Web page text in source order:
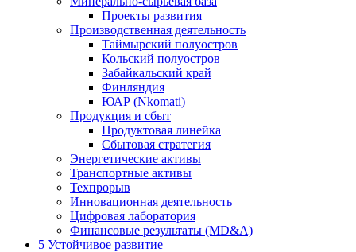
Проекты развития
Производственная деятельность
Таймырский полуостров
Кольский полуостров
Забайкальский край
Финляндия
ЮАР (Nkomati)
Продукция и сбыт
Продуктовая линейка
Сбытовая стратегия
Энергетические активы
Транспортные активы
Техпрорыв
Инновационная деятельность
Цифровая лаборатория
Финансовые результаты (MD&A)
5 Устойчивое развитие